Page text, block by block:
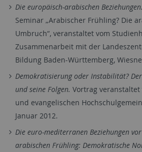
Die europäisch-arabischen Beziehungen.
Seminar „Arabischer Frühling? Die
Umbruch“, veranstaltet vom
Zusammenarbeit mit der
Bildung Baden-Württemberg,
Demokratisierung oder Instabilität?
und seine Folgen. Vortrag
und evangelischen
Januar 2012.
Die euro-mediterranen Beziehungen
arabischen Frühling: Demokratische